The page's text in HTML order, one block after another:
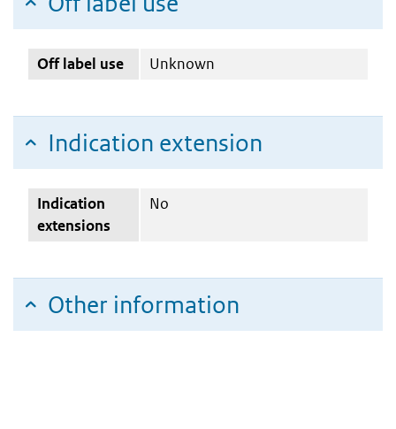
Off label use Unknown
Indication extension
Indication
extensions
No
Other information